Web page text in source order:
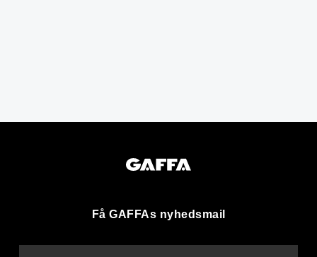
Få GAFFAs nyhedsmail